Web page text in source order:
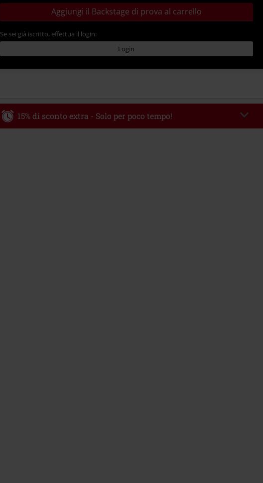
Aggiungi il Backstage di prova al carrello
Se sei già iscritto, effettua il login:
Login
15% di sconto extra - Solo per poco tempo!